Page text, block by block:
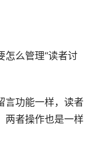
怎么管理“读者讨
言功能一样，读者
两者操作也是一样